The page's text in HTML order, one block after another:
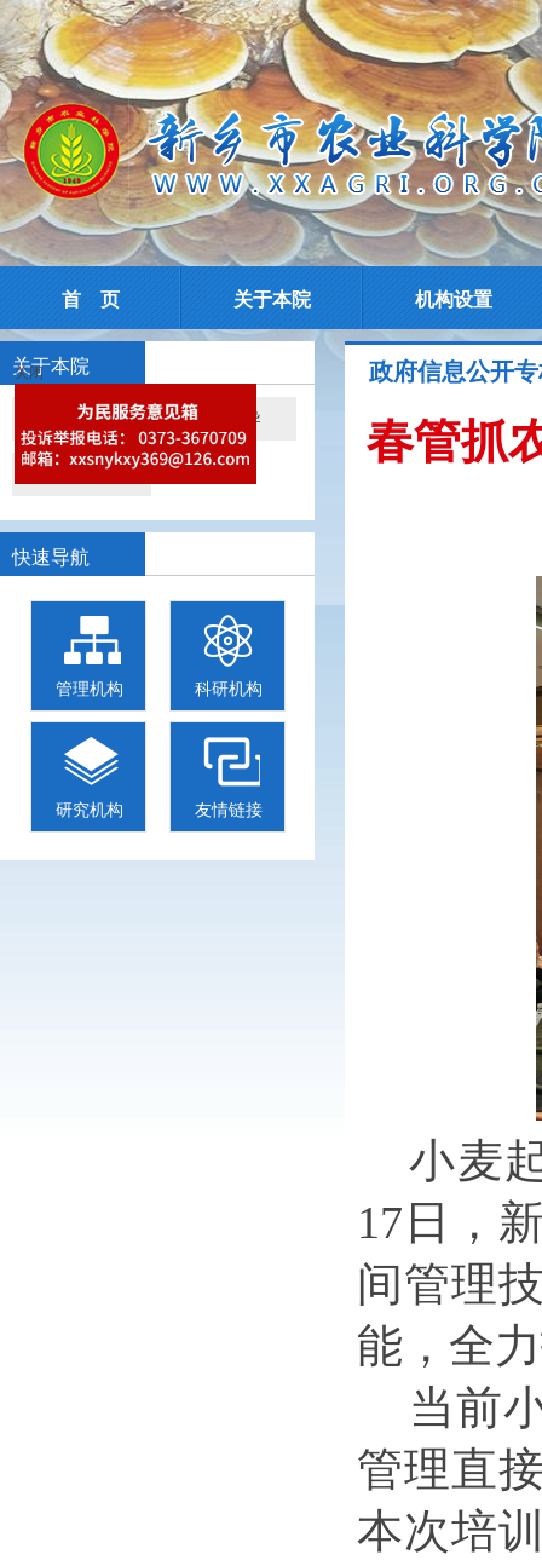
首 页 关于本院 机构设置
关于本院
院情简介 现任领导
院所导航
快速导航
管理机构 科研机构
研究机构 友情链接
政府信息公开
春管抓
小麦
17日，
间管理
能，全
当前
管理直
本次培
关闭